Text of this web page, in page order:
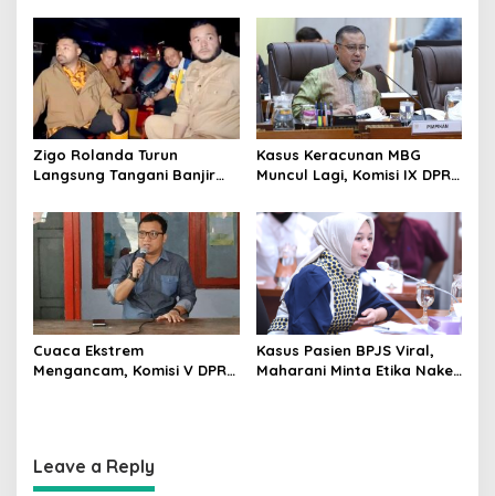
Edukasi Politik
Siswa Harus Dijaga
Zigo Rolanda Turun
Langsung Tangani Banjir
Kasus Keracunan MBG
Muncul Lagi, Komisi IX DPR
Jalur Hukum
Cuaca Ekstrem
Mengancam, Komisi V DPR
Kasus Pasien BPJS Viral,
Maharani Minta Etika Nakes
Leave a Reply